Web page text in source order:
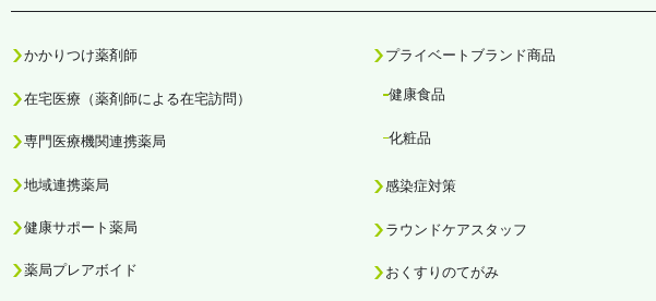
かかりつけ薬剤師
在宅医療（薬剤師による在宅訪問）
専門医療機関連携薬局
地域連携薬局
健康サポート薬局
薬局プレアボイド
プライベートブランド商品
健康食品
化粧品
感染症対策
ラウンドケアスタッフ
おくすりのてがみ